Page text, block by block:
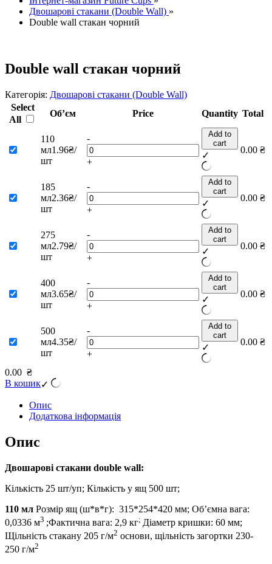
Двошарові стакани (Double Wall) »
Double wall стакан чорний
Double wall стакан чорний
Категорія: Двошарові стакани (Double Wall)
Select
All
Об’єм Price Quantity Total
110
мл1.96₴/
шт
-
+
Add to
cart
✓
0.00 ₴
185
мл2.36₴/
шт
-
+
Add to
cart
✓
0.00 ₴
275
мл2.79₴/
шт
-
+
Add to
cart
✓
0.00 ₴
400
мл3.65₴/
шт
-
+
Add to
cart
✓
0.00 ₴
500
мл4.35₴/
шт
-
+
Add to
cart
✓
0.00 ₴
0.00 ₴
В кошик✓
Опис
Додаткова інформація
Опис
Двошарові стакани double wall:
Кількість 25 шт/уп; Кількість у ящ 500 шт;
110 мл Розмір ящ (ш*в*г): 315*254*420 мм; Об’ємна вага:
0,0336 м3 ;Фактична вага: 2,9 кг; Діаметр кришки: 60 мм;
Щільність стакану 205 г/м2 основи, щільність загортки 230-
250 г/м2